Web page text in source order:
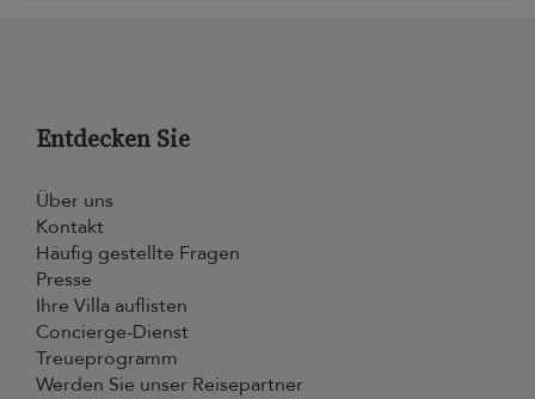
Entdecken Sie
Über uns
Kontakt
Häufig gestellte Fragen
Presse
Ihre Villa auflisten
Concierge-Dienst
Treueprogramm
Werden Sie unser Reisepartner